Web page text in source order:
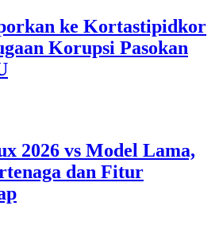
ke Kortastipidkor
Korupsi Pasokan
2026 vs Model Lama,
dan Fitur